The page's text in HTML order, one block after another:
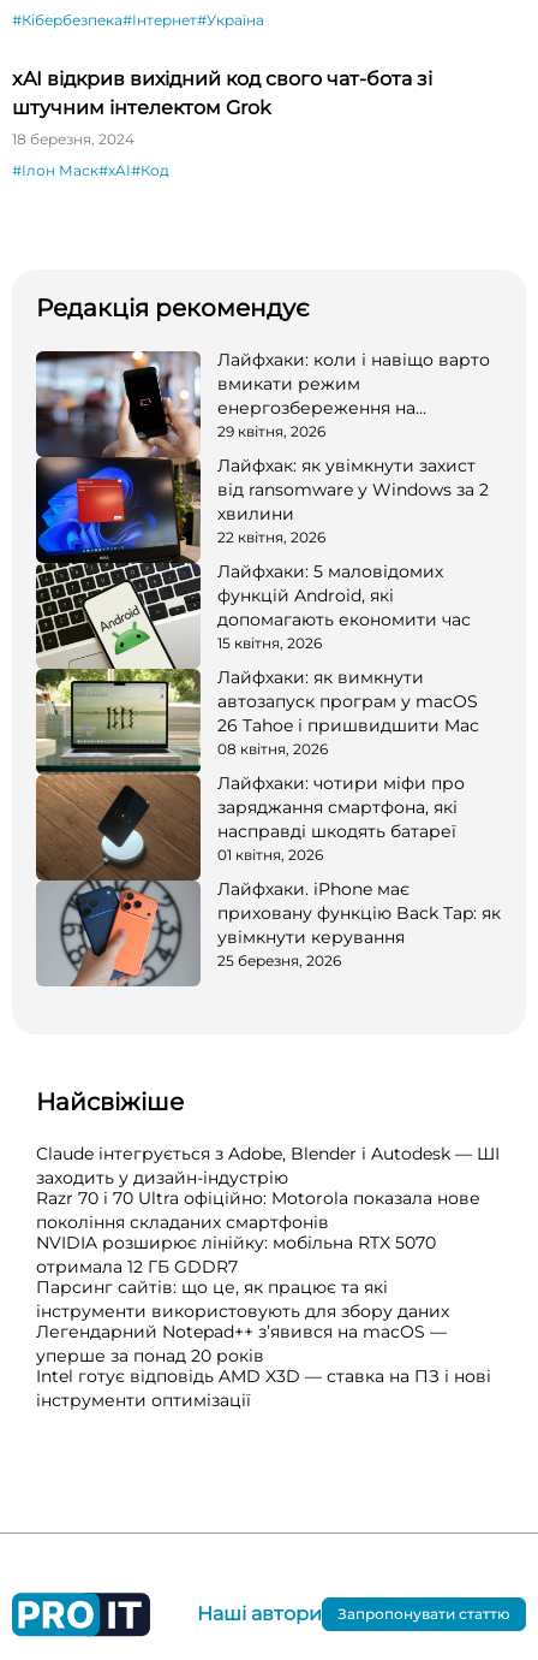
#Кібербезпека#Інтернет#Україна
xAI відкрив вихідний код свого чат-бота зі
штучним інтелектом Grok
18 березня, 2024
#Ілон Маск#xAI#Код
Редакція рекомендує
Лайфхаки: коли і навіщо варто
вмикати режим
енергозбереження на
смартфоні
29 квітня, 2026
Лайфхак: як увімкнути захист
від ransomware у Windows за 2
хвилини
22 квітня, 2026
Лайфхаки: 5 маловідомих
функцій Android, які
допомагають економити час
15 квітня, 2026
Лайфхаки: як вимкнути
автозапуск програм у macOS
26 Tahoe і пришвидшити Mac
08 квітня, 2026
Лайфхаки: чотири міфи про
заряджання смартфона, які
насправді шкодять батареї
01 квітня, 2026
Лайфхаки. iPhone має
приховану функцію Back Tap: як
увімкнути керування
25 березня, 2026
Найсвіжіше
Claude інтегрується з Adobe, Blender і Autodesk — ШІ
заходить у дизайн-індустрію
Razr 70 і 70 Ultra офіційно: Motorola показала нове
покоління складаних смартфонів
NVIDIA розширює лінійку: мобільна RTX 5070
отримала 12 ГБ GDDR7
Парсинг сайтів: що це, як працює та які
інструменти використовують для збору даних
Легендарний Notepad++ з’явився на macOS —
уперше за понад 20 років
Intel готує відповідь AMD X3D — ставка на ПЗ і нові
інструменти оптимізації
Наші автори Запропонувати статтю